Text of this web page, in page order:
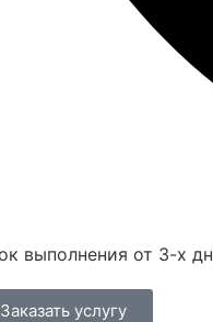
выполнения от 3-х
Заказать услугу